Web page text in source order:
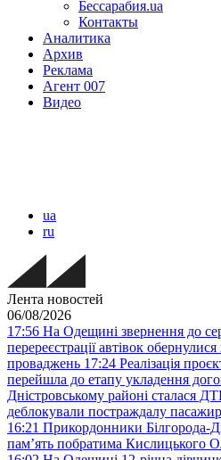
Бессарабия.ua
Контакты
Аналитика
Архив
Реклама
Агент 007
Видео
ua
ru
Лента новостей
06/08/2026
17:56 На Одещині звернення до
перереєстрації автівок
проваджень 17:24 Реалізація
перейшла до етапу укладення
Дністровському районі сталася
деблокували постраждалу
16:21 Прикордонники Білгорода-
пам’ять побратима Кислицького